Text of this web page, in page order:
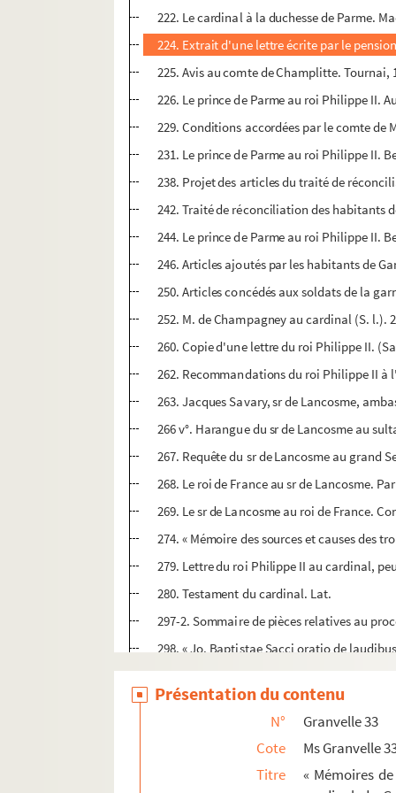
222. Le cardinal à la duchesse de Parme.
224. Extrait d'une lettre écrite par le
225. Avis au comte de Champlitte. Tournai,
226. Le prince de Parme au roi Philippe II.
229. Conditions accordées par le comte
231. Le prince de Parme au roi Philippe II.
238. Projet des articles du traité de
242. Traité de réconciliation des habitants
244. Le prince de Parme au roi Philippe II.
246. Articles ajoutés par les habitants de
250. Articles concédés aux soldats de la
252. M. de Champagney au cardinal (S. l.).
260. Copie d'une lettre du roi Philippe II.
262. Recommandations du roi Philippe II
263. Jacques Savary, sr de Lancosme,
266 v°. Harangue du sr de Lancosme au
267. Requête du sr de Lancosme au grand
268. Le roi de France au sr de Lancosme.
269. Le sr de Lancosme au roi de France.
274. « Mémoire des sources et causes des
279. Lettre du roi Philippe II au cardinal,
280. Testament du cardinal. Lat.
297-2. Sommaire de pièces relatives au
298. « Jo. Baptistae Sacci oratio de
305-2. Lettre de l'abbé de La Chambre à
306. Inventaire des titres des bénéfices
310. Bénéfices du cardinal de Granvelle
334. Inventaire et description des titres
347-2. « Mémoire de la nativité des
Présentation du contenu
N°
Granvelle 33
Cote
Ms Granvelle
Titre
« Mémoires